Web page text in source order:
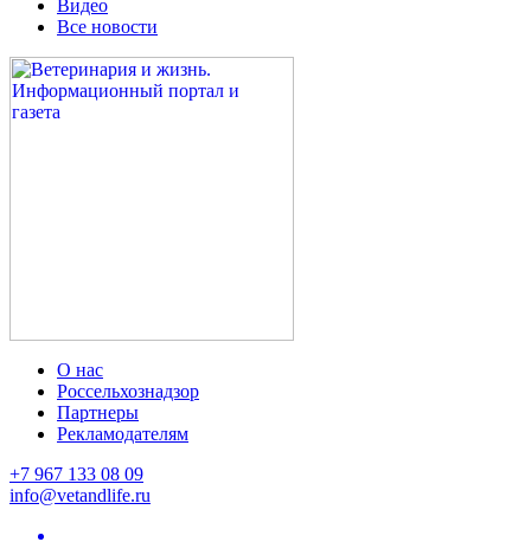
Видео
Все новости
О нас
Россельхознадзор
Партнеры
Рекламодателям
+7 967 133 08 09
info@vetandlife.ru